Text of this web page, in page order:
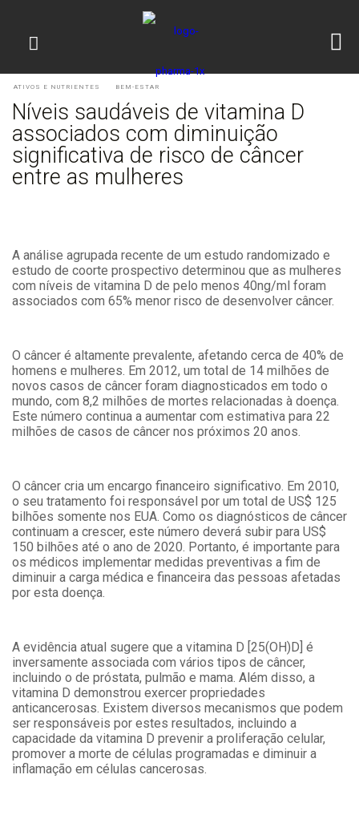
ATIVOS E NUTRIENTES BEM-ESTAR
Níveis saudáveis de vitamina D
associados com diminuição
significativa de risco de câncer
entre as mulheres
A análise agrupada recente de um estudo randomizado e
estudo de coorte prospectivo determinou que as mulheres
com níveis de vitamina D de pelo menos 40ng/ml foram
associados com 65% menor risco de desenvolver câncer.
O câncer é altamente prevalente, afetando cerca de 40% de
homens e mulheres. Em 2012, um total de 14 milhões de
novos casos de câncer foram diagnosticados em todo o
mundo, com 8,2 milhões de mortes relacionadas à doença.
Este número continua a aumentar com estimativa para 22
milhões de casos de câncer nos próximos 20 anos.
O câncer cria um encargo financeiro significativo. Em 2010,
o seu tratamento foi responsável por um total de US$ 125
bilhões somente nos EUA. Como os diagnósticos de câncer
continuam a crescer, este número deverá subir para US$
150 bilhões até o ano de 2020. Portanto, é importante para
os médicos implementar medidas preventivas a fim de
diminuir a carga médica e financeira das pessoas afetadas
por esta doença.
A evidência atual sugere que a vitamina D [25(OH)D] é
inversamente associada com vários tipos de câncer,
incluindo o de próstata, pulmão e mama. Além disso, a
vitamina D demonstrou exercer propriedades
anticancerosas. Existem diversos mecanismos que podem
ser responsáveis por estes resultados, incluindo a
capacidade da vitamina D prevenir a proliferação celular,
promover a morte de células programadas e diminuir a
inflamação em células cancerosas.